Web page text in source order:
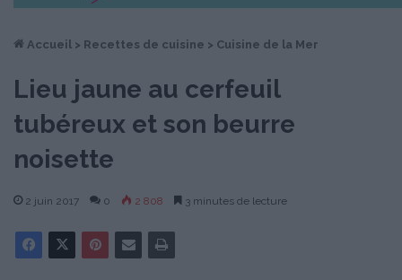
Accueil > Recettes de cuisine > Cuisine de la Mer
Lieu jaune au cerfeuil
tubéreux et son beurre
noisette
2 juin 2017 0 2 808 3 minutes de lecture